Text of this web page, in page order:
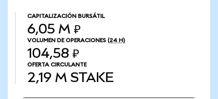
CAPITALIZACIÓN BURSÁTIL
6,05 M ₽
VOLUMEN DE OPERACIONES (24 H)
104,58 ₽
OFERTA CIRCULANTE
2,19 M STAKE